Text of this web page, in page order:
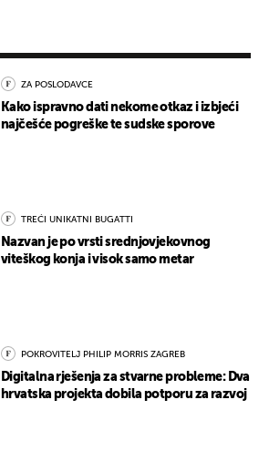
ZA POSLODAVCE
Kako ispravno dati nekome otkaz i izbjeći
najčešće pogreške te sudske sporove
TREĆI UNIKATNI BUGATTI
Nazvan je po vrsti srednjovjekovnog
viteškog konja i visok samo metar
POKROVITELJ PHILIP MORRIS ZAGREB
Digitalna rješenja za stvarne probleme: Dva
hrvatska projekta dobila potporu za razvoj